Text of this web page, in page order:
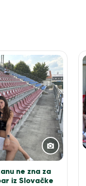
ne zna za
iz Slovačke